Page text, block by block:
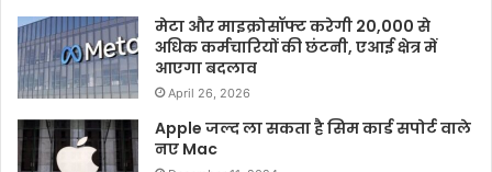
मेटा और माइक्रोसॉफ्ट करेगी 20,000 से
अधिक कर्मचारियों की छंटनी, एआई क्षेत्र में
आएगा बदलाव
April 26, 2026
Apple जल्द ला सकता है सिम कार्ड सपोर्ट वाले
नए Mac